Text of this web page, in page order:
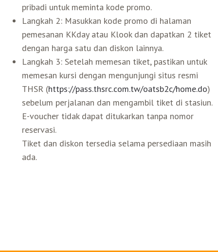
pribadi untuk meminta kode promo.
Langkah 2: Masukkan kode promo di halaman
pemesanan KKday atau Klook dan dapatkan 2 tiket
dengan harga satu dan diskon lainnya.
Langkah 3: Setelah memesan tiket, pastikan untuk
memesan kursi dengan mengunjungi situs resmi
THSR (https://pass.thsrc.com.tw/oatsb2c/home.do)
sebelum perjalanan dan mengambil tiket di stasiun.
E-voucher tidak dapat ditukarkan tanpa nomor
reservasi.
Tiket dan diskon tersedia selama persediaan masih
ada.